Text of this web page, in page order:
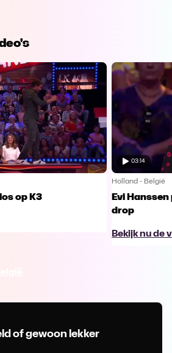
op K3
03:14
Holland - België
Evi
drop
Bekijk nu de
of gewoon lekker